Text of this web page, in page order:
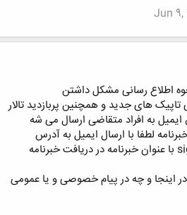
Jun 9,
اطلاع رسانی مشکل داشتن
های جدید و همچنین پربازدید تالار
به افراد متقاضی ارسال می شه
لطفا با ارسال ایمیل به آدرس
signaliraneng@gmail.com با عنوان خبرنامه در دریافت خبرنامه
اینجا و چه در پیام خصوصی و یا عمومی